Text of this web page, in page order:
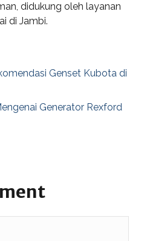
didukung oleh layanan
di Jambi.
Genset Kubota di
Generator Rexford